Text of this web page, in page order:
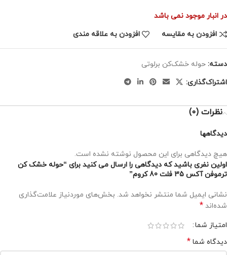
در انبار موجود نمی باشد
افزودن به مقایسه
افزودن به علاقه مندی
دسته: حوله خشک‌کن برلوتی
اشتراک‌گذاری:
نظرات (0)
دیدگاهها
هیچ دیدگاهی برای این محصول نوشته نشده است.
اولین نفری باشید که دیدگاهی را ارسال می کنید برای “حوله خشک کن
ترموفن آکس 35 فلت 80 کروم”
نشانی ایمیل شما منتشر نخواهد شد. بخش‌های موردنیاز علامت‌گذاری
شده‌اند *
امتیاز شما
دیدگاه شما *